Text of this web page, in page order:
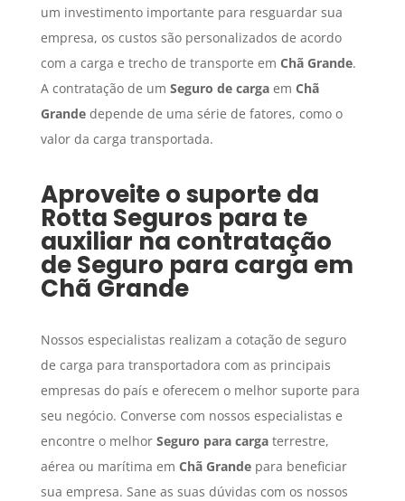
um investimento importante para resguardar sua
empresa, os custos são personalizados de acordo
com a carga e trecho de transporte em Chã Grande.
A contratação de um Seguro de cargaem Chã
Grandedepende de uma série de fatores, como o
valor da carga transportada.
Aproveite o suporte da
Rotta Seguros para te
auxiliar na contratação
deSeguro para carga em
Chã Grande
Nossos especialistas realizam a cotação de seguro
de carga para transportadora com as principais
empresas do país e oferecem o melhor suporte para
seu negócio. Converse com nossos especialistas e
encontre o melhor Seguro para cargaterrestre,
aérea ou marítima em Chã Grandepara beneficiar
sua empresa. Sane as suas dúvidas com os nossos